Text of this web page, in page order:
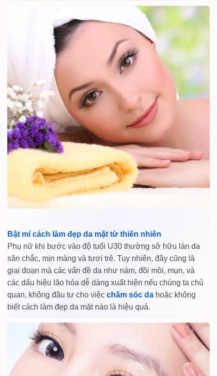
Bật mí cách làm đẹp da mặt từ thiên nhiên
Phụ nữ khi bước vào độ tuổi U30 thường sở hữu làn da
săn chắc, mịn màng và tươi trẻ. Tuy nhiên, đây cũng là
giai đoạn mà các vấn đề da như nám, đồi mồi, mụn, và
các dấu hiệu lão hóa dễ dàng xuất hiện nếu chúng ta chủ
quan, không đầu tư cho việc chăm sóc da hoặc không
biết cách làm đẹp da mặt nào là hiệu quả.